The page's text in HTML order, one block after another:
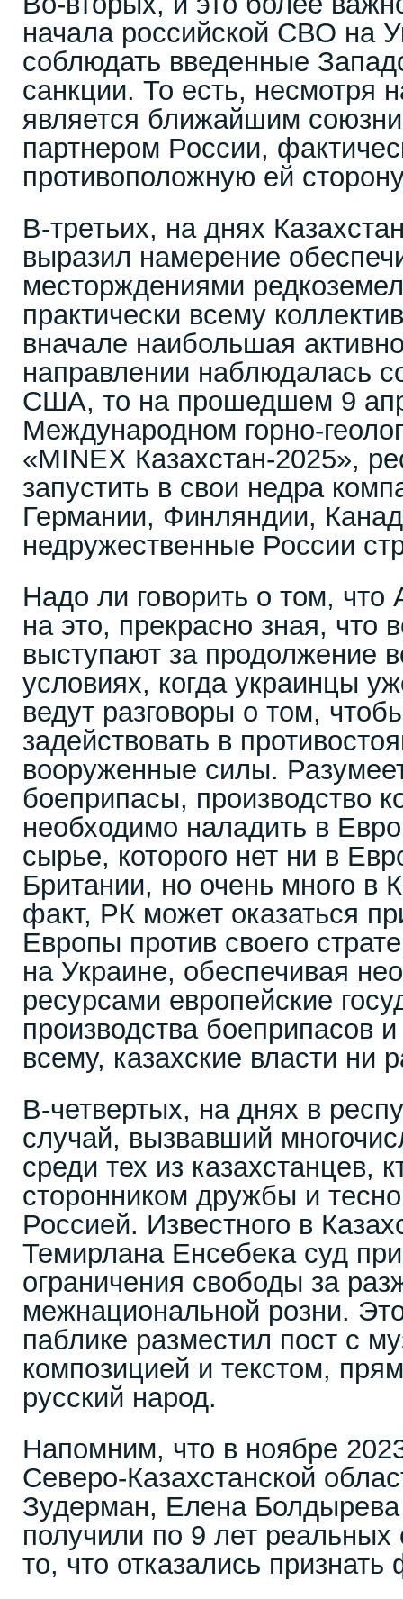
начала российской СВО на
соблюдать введенные
санкции. То есть, несмотря
является ближайшим
партнером России,
противоположную ей
В-третьих, на днях
выразил намерение
месторждениями
практически всему
вначале наибольшая
направлении наблюдалась
США, то на прошедшем 9
Международном горно-
«MINEX Казахстан-2025»,
запустить в свои недра
Германии, Финляндии,
недружественные России
Надо ли говорить о том, что
на это, прекрасно зная, что
выступают за продолжение
условиях, когда украинцы
ведут разговоры о том,
задействовать в
вооруженные силы.
боеприпасы, производство
необходимо наладить в
сырье, которого нет ни в
Британии, но очень много в
факт, РК может оказаться
Европы против своего
на Украине, обеспечивая
ресурсами европейские
производства боеприпасов
всему, казахские власти ни
В-четвертых, на днях в
случай, вызвавший
среди тех из казахстанцев,
сторонником дружбы и
Россией. Известного в
Темирлана Енсебека суд
ограничения свободы за
межнациональной розни.
паблике разместил пост с
композицией и текстом,
русский народ.
Напомним, что в ноябре
Северо-Казахстанской
Зудерман, Елена
получили по 9 лет реальных
то, что отказались